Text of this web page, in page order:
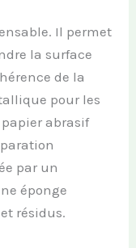
Il permet
la surface
de la
pour les
abrasif
par un
éponge
résidus.